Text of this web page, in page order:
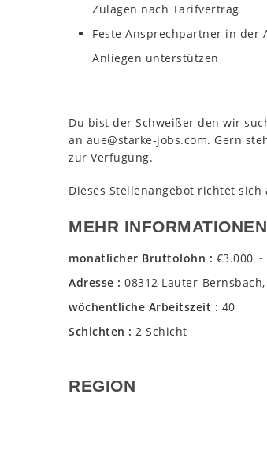
Zulagen nach Tarifvertrag
Feste Ansprechpartner in
Anliegen unterstützen
Du bist der Schweißer den wir
an aue@starke-jobs.com. Gern
zur Verfügung.
Dieses Stellenangebot richtet
MEHR INFORMATIONEN
monatlicher Bruttolohn
€3.000
Adresse
08312 Lauter-
wöchentliche Arbeitszeit
40
Schichten
2 Schicht
REGION